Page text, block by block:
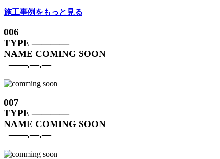
施工事例をもっと見る
006
TYPE ————
NAME COMING SOON
——.—.—
007
TYPE ————
NAME COMING SOON
——.—.—